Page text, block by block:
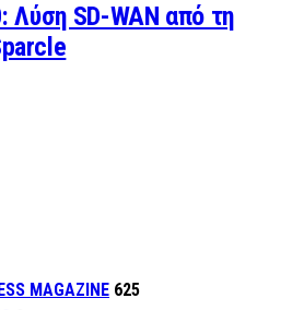
Λύση SD-WAN από τη
MAGAZINE 625